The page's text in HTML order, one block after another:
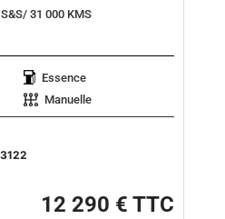
31 000 KMS
Essence
Manuelle
3122
12 290 € TTC